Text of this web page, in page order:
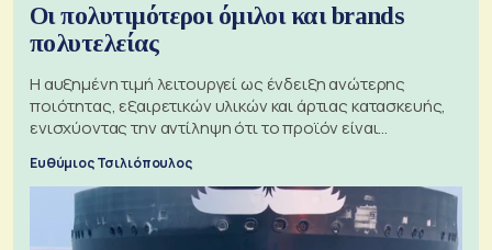
Οι πολυτιμότεροι όμιλοι και brands
πολυτελείας
Η αυξημένη τιμή λειτουργεί ως ένδειξη ανώτερης
ποιότητας, εξαιρετικών υλικών και άρτιας κατασκευής,
ενισχύοντας την αντίληψη ότι το προϊόν είναι
Ευθύμιος Τσιλιόπουλος